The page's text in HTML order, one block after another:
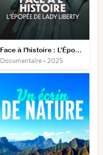
Face à l'histoire : L’Épopée de Lady Liberty
Documentaire • 2025